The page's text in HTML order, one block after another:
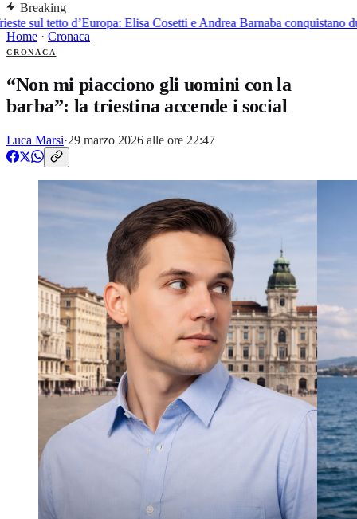
Breaking
sul tetto d’Europa: Elisa Cosetti e Andrea Barnaba conquistano
Home · Cronaca
CRONACA
“Non mi piacciono gli uomini con la
barba”: la triestina accende i social
Luca Marsi·29 marzo 2026 alle ore 22:47